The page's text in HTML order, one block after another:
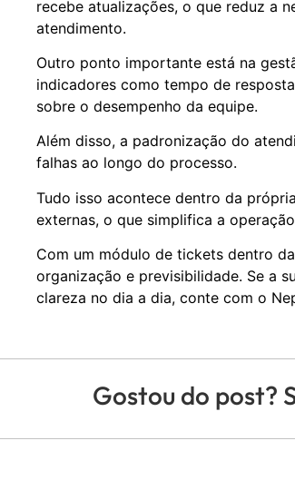
recebe atualizações, o que reduz a
atendimento.
Outro ponto importante está na
indicadores como tempo de
sobre o desempenho da equipe.
Além disso, a padronização do
falhas ao longo do processo.
Tudo isso acontece dentro da
externas, o que simplifica a
Com um módulo de tickets dentro
organização e previsibilidade. Se a
clareza no dia a dia, conte com o
Gostou do post?